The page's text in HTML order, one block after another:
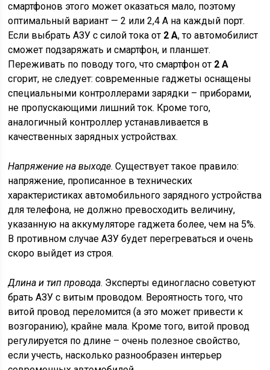
смартфонов этого может оказаться мало, поэтому
оптимальный вариант — 2 или 2,4 А на каждый порт.
Если выбрать АЗУ с силой тока от 2 А, то автомобилист
сможет подзаряжать и смартфон, и планшет.
Переживать по поводу того, что смартфон от 2 А
сгорит, не следует: современные гаджеты оснащены
специальными контроллерами зарядки – приборами,
не пропускающими лишний ток. Кроме того,
аналогичный контроллер устанавливается в
качественных зарядных устройствах.
Напряжение на выходе. Существует такое правило:
напряжение, прописанное в технических
характеристиках автомобильного зарядного устройства
для телефона, не должно превосходить величину,
указанную на аккумуляторе гаджета более, чем на 5%.
В противном случае АЗУ будет перегреваться и очень
скоро выйдет из строя.
Длина и тип провода. Эксперты единогласно советуют
брать АЗУ с витым проводом. Вероятность того, что
витой провод переломится (а это может привести к
возгоранию), крайне мала. Кроме того, витой провод
регулируется по длине – очень полезное свойство,
если учесть, насколько разнообразен интерьер